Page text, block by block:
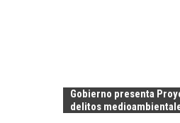
Gobierno presenta
delitos